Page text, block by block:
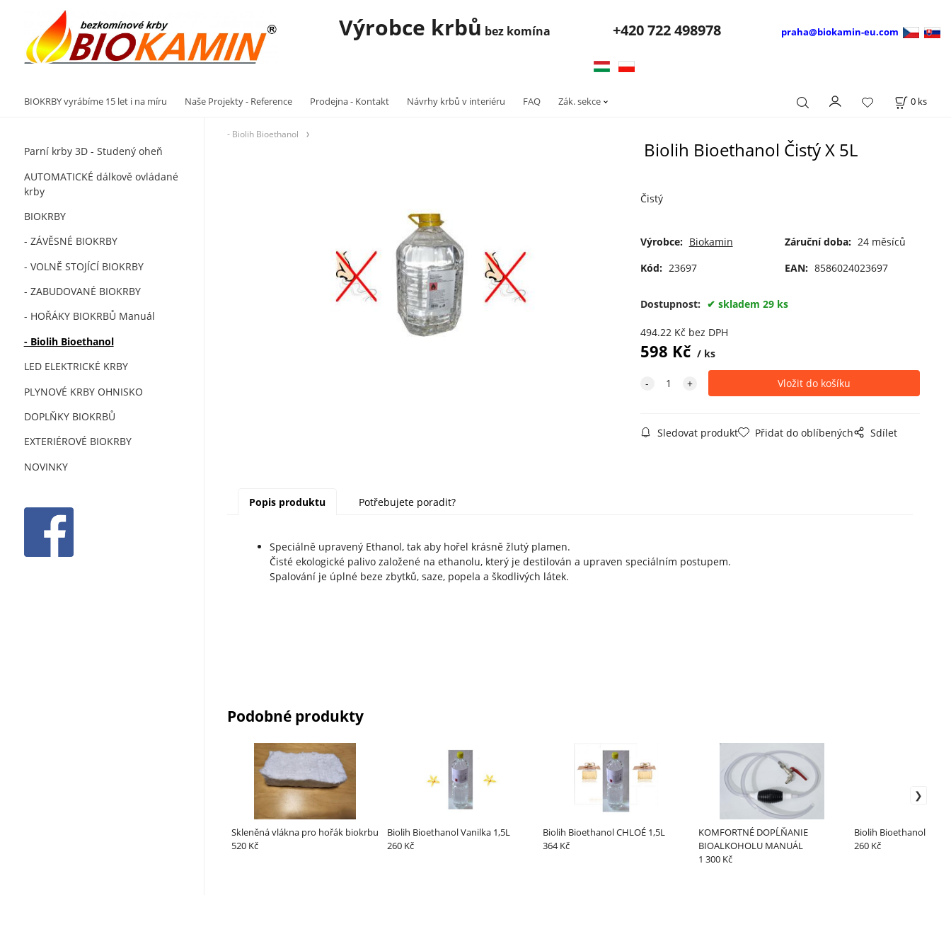
Výrobce krbů bez komína +420722 498978 praha@biokamin-eu.com
BIOKRBY vyrábíme 15 let i na míru Naše Projekty - Reference Prodejna - Kontakt Návrhy krbů v interiéru FAQ Zák. sekce 0 ks
Parní krby 3D - Studený oheň
AUTOMATICKÉ dálkově ovládané
krby
BIOKRBY
- ZÁVĚSNÉ BIOKRBY
- VOLNĚ STOJÍCÍ BIOKRBY
- ZABUDOVANÉ BIOKRBY
- HOŘÁKY BIOKRBŮ Manuál
- Biolih Bioethanol
LED ELEKTRICKÉ KRBY
PLYNOVÉ KRBY OHNISKO
DOPLŇKY BIOKRBŮ
EXTERIÉROVÉ BIOKRBY
NOVINKY
- Biolih Bioethanol
Biolih Bioethanol Čistý X 5L
Čistý
Výrobce: Biokamin Záruční doba: 24 měsíců
Kód: 23697 EAN: 8586024023697
Dostupnost: skladem 29 ks
494.22Kč bez DPH
598 Kč ks
Sledovat produkt Přidat do oblíbených Sdílet
Popis produktu Potřebujete poradit?
Speciálně upravený Ethanol, tak aby hořel krásně žlutý plamen.
Čisté ekologické palivo založené na ethanolu, který je destilován a upraven speciálním postupem.
Spalování je úplné beze zbytků, saze, popela a škodlivých látek.
Podobné produkty
Skleněná vlákna pro hořák biokrbu
520 Kč
Biolih Bioethanol Vanilka 1,5L
260 Kč
Biolih Bioethanol CHLOÉ 1,5L
364 Kč
KOMFORTNÉ DOPĹŇANIE
BIOALKOHOLU MANUÁL
1 300 Kč
Biolih Bioethanol
260 Kč